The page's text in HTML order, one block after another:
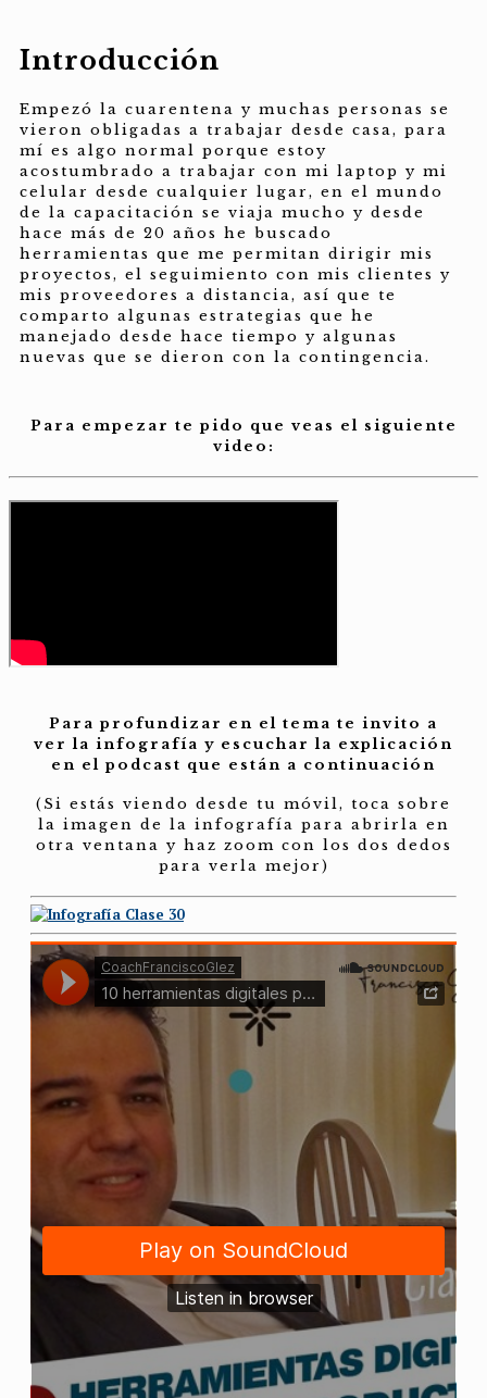
Introducción
Empezó la cuarentena y muchas personas se
vieron obligadas a trabajar desde casa, para
mí es algo normal porque estoy
acostumbrado a trabajar con mi laptop y mi
celular desde cualquier lugar, en el mundo
de la capacitación se viaja mucho y desde
hace más de 20 años he buscado
herramientas que me permitan dirigir mis
proyectos, el seguimiento con mis clientes y
mis proveedores a distancia, así que te
comparto algunas estrategias que he
manejado desde hace tiempo y algunas
nuevas que se dieron con la contingencia.
Para empezar te pido que veas el siguiente
video:
Para profundizar en el tema te invito a
ver la infografía y escuchar la explicación
en el podcast que están a continuación
(Si estás viendo desde tu móvil, toca sobre
la imagen de la infografía para abrirla en
otra ventana y haz zoom con los dos dedos
para verla mejor)